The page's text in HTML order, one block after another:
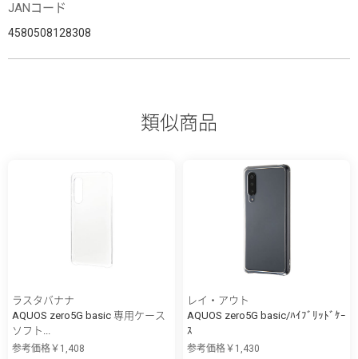
JANコード
4580508128308
類似商品
ラスタバナナ
AQUOS zero5G basic 専用ケース
ソフト...
参考価格￥1,408
レイ・アウト
AQUOS zero5G basic/ﾊｲﾌﾞﾘｯﾄﾞｹｰ
ｽ
参考価格￥1,430